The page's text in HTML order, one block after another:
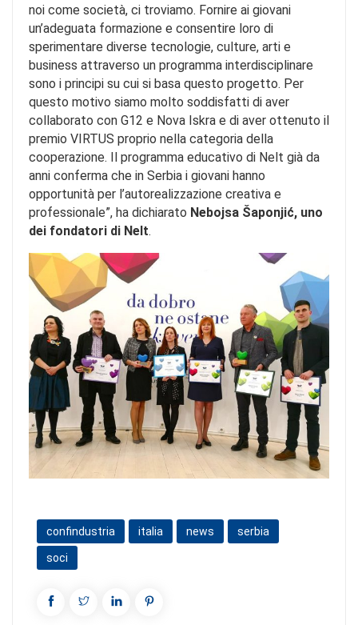
noi come società, ci troviamo. Fornire ai giovani
un’adeguata formazione e consentire loro di
sperimentare diverse tecnologie, culture, arti e
business attraverso un programma interdisciplinare
sono i principi su cui si basa questo progetto. Per
questo motivo siamo molto soddisfatti di aver
collaborato con G12 e Nova Iskra e di aver ottenuto il
premio VIRTUS proprio nella categoria della
cooperazione. Il programma educativo di Nelt già da
anni conferma che in Serbia i giovani hanno
opportunità per l’autorealizzazione creativa e
professionale”, ha dichiarato Nebojsa Šaponjić, uno
dei fondatori di Nelt.
confindustria italia news serbia
soci